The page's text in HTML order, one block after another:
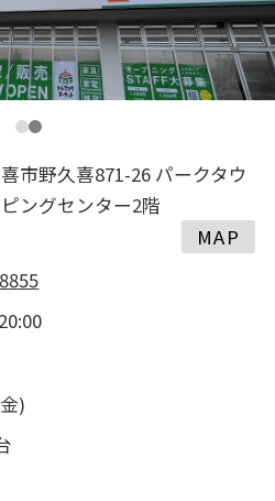
市野久喜871-26 パークタウ
ングセンター2階
MAP
)